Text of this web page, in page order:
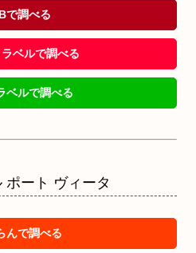
で調べる
ベルで調べる
ベルで調べる
ポート ヴィータ
んで調べる